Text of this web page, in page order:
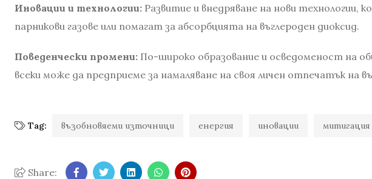
Иновации и технологии: Развитие и внедряване на нови технологии,
парникови газове или помагат за абсорбцията на въглероден диоксид.
Поведенчески промени: По-широко образование и осведоменост на
всеки може да предприеме за намаляване на своя личен отпечатък на
Tag: възобновяеми източници енергия иновации митигация
Share: